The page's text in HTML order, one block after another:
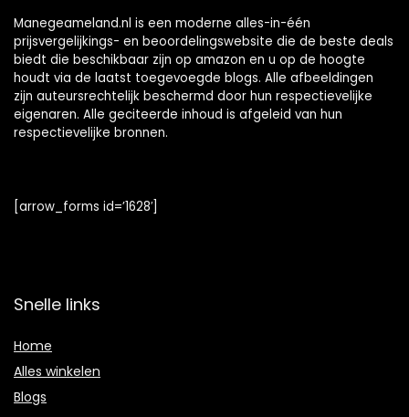
Manegeameland.nl is een moderne alles-in-één
prijsvergelijkings- en beoordelingswebsite die de beste deals
biedt die beschikbaar zijn op amazon en u op de hoogte
houdt via de laatst toegevoegde blogs. Alle afbeeldingen
zijn auteursrechtelijk beschermd door hun respectievelijke
eigenaren. Alle geciteerde inhoud is afgeleid van hun
respectievelijke bronnen.
[arrow_forms id=’1628′]
Snelle links
Home
Alles winkelen
Blogs